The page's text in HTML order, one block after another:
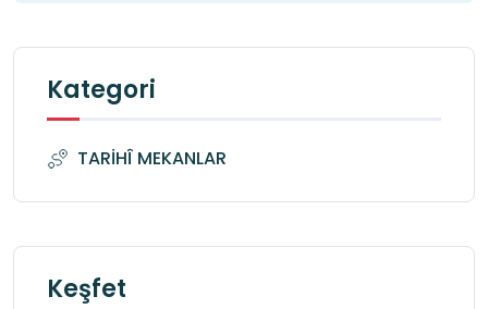
Kategori
TARİHÎ MEKANLAR
Keşfet